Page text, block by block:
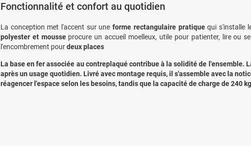
Fonctionnalité et confort au quotidien
La conception met l'accent sur uneforme rectangulaire pratiquequi s'installe
polyester et mousseprocure un accueil moelleux, utile pour patienter, lire ou
l'encombrement pourdeux places
La base enfer associée au contreplaquécontribue à la solidité de l'ensemble.
après un usage quotidien. Livré avecmontage requis, il s'assemble avec la
réagencer l'espace selon les besoins, tandis que la capacité de charge de 240 kg